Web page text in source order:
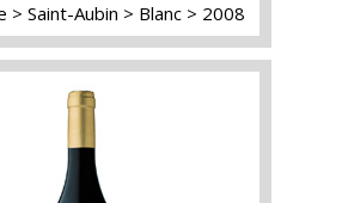
Saint-Aubin Blanc 2008